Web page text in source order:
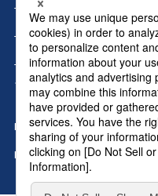
株式事務手続き
配当情報
株価情報（Yahoo!ファイナン
ス）
IRカレンダー
MRIグランドトップへ